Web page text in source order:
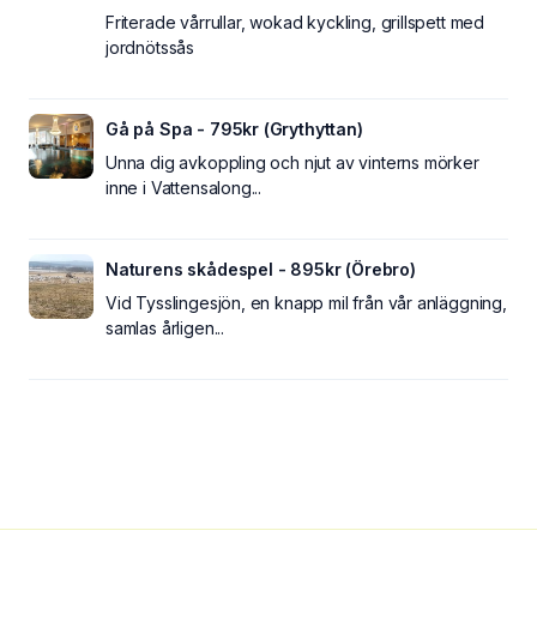
Friterade vårrullar, wokad kyckling, grillspett med
jordnötssås
Gå på Spa - 795kr (Grythyttan)
Unna dig avkoppling och njut av vinterns mörker
inne i Vattensalong...
Naturens skådespel - 895kr (Örebro)
Vid Tysslingesjön, en knapp mil från vår anläggning,
samlas årligen...